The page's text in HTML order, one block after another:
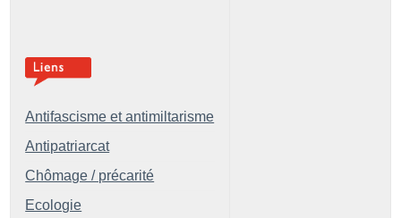
Antifascisme et antimiltarisme
Antipatriarcat
Chômage / précarité
Ecologie